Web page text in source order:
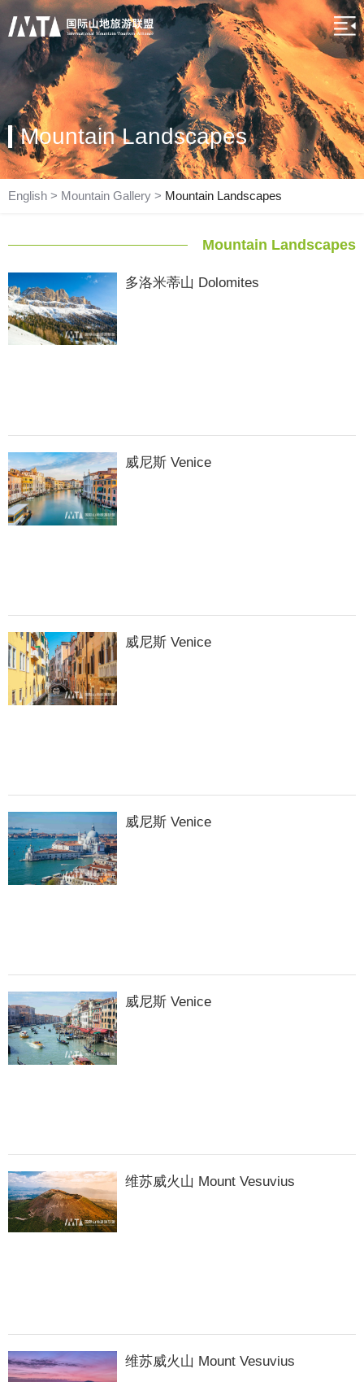
Mountain Landscapes
English > Mountain Gallery > Mountain Landscapes
Mountain Landscapes
多洛米蒂山 Dolomites
威尼斯 Venice
威尼斯 Venice
威尼斯 Venice
威尼斯 Venice
维苏威火山 Mount Vesuvius
维苏威火山 Mount Vesuvius